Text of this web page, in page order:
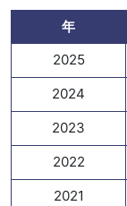
年
2025
2024
2023
2022
2021